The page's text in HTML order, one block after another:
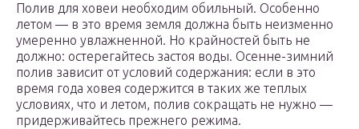
Полив для ховеи необходим обильный. Особенно
летом — в это время земля должна быть неизменно
умеренно увлажненной. Но крайностей быть не
должно: остерегайтесь застоя воды. Осенне-зимний
полив зависит от условий содержания: если в это
время года ховея содержится в таких же теплых
условиях, что и летом, полив сокращать не нужно —
придерживайтесь прежнего режима.